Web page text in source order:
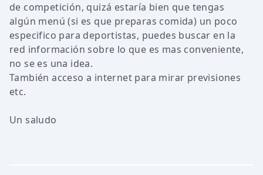
de competición, quizá estaría bien que tengas
algún menú (si es que preparas comida) un poco
especifico para deportistas, puedes buscar en la
red información sobre lo que es mas conveniente,
no se es una idea.
También acceso a internet para mirar previsiones
etc.
Un saludo